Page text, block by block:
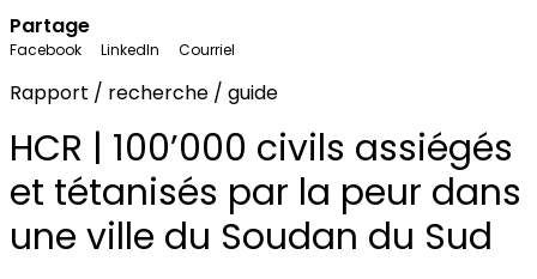
Partage
Facebook LinkedIn Courriel
Rapport / recherche / guide
HCR | 100’000 civils assiégés
et tétanisés par la peur dans
une ville du Soudan du Sud